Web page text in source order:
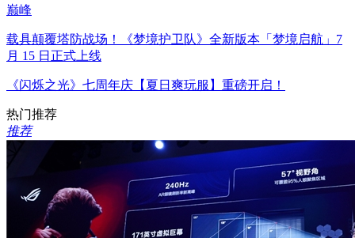
巅峰
载具颠覆塔防战场！《梦境护卫队》全新版本「梦境启航」7
月 15 日正式上线
《闪烁之光》七周年庆【夏日爽玩服】重磅开启！
热门推荐
推荐